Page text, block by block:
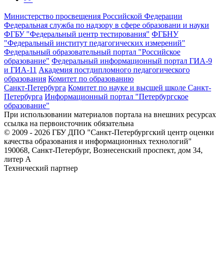
Министерство просвещения Российской Федерации
Федеральная служба по надзору в сфере образовани и науки
ФГБУ "Федеральный центр тестирования" ФГБНУ
"Федеральный институт педагогических измерений"
Федеральный образовательный портал "Российское
образование" Федеральный информационный портал ГИА-9
и ГИА-11 Академия постдипломного педагогического
образования Комитет по образованию
Санкт-Петербурга Комитет по науке и высшей школе Санкт-
Петербурга Информационный портал "Петербургское
образование"
При использовании материалов портала на внешних ресурсах
ссылка на первоисточник обязательна
© 2009 - 2026 ГБУ ДПО "Санкт-Петербургский центр оценки
качества образования и информационных технологий"
190068, Санкт-Петербург, Вознесенский проспект, дом 34,
литер А
Технический партнер